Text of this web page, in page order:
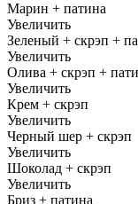
Марин + патина
Увеличить
Зеленый + скрэп +
Увеличить
Олива + скрэп +
Увеличить
Крем + скрэп
Увеличить
Черный шер + скрэп
Увеличить
Шоколад + скрэп
Увеличить
Бриз + патина